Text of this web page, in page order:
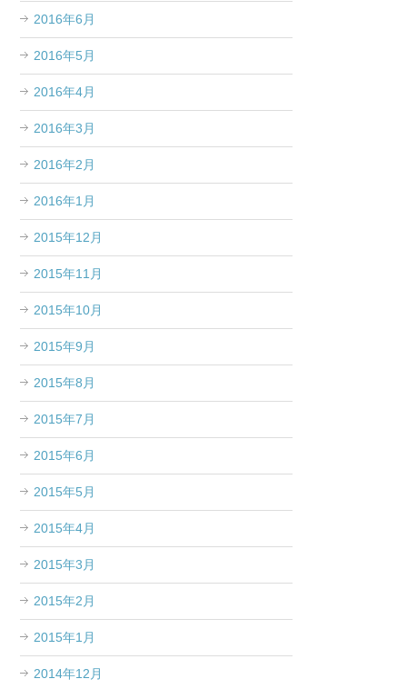
2016年6月
2016年5月
2016年4月
2016年3月
2016年2月
2016年1月
2015年12月
2015年11月
2015年10月
2015年9月
2015年8月
2015年7月
2015年6月
2015年5月
2015年4月
2015年3月
2015年2月
2015年1月
2014年12月